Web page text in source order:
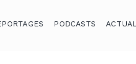
PODCASTS